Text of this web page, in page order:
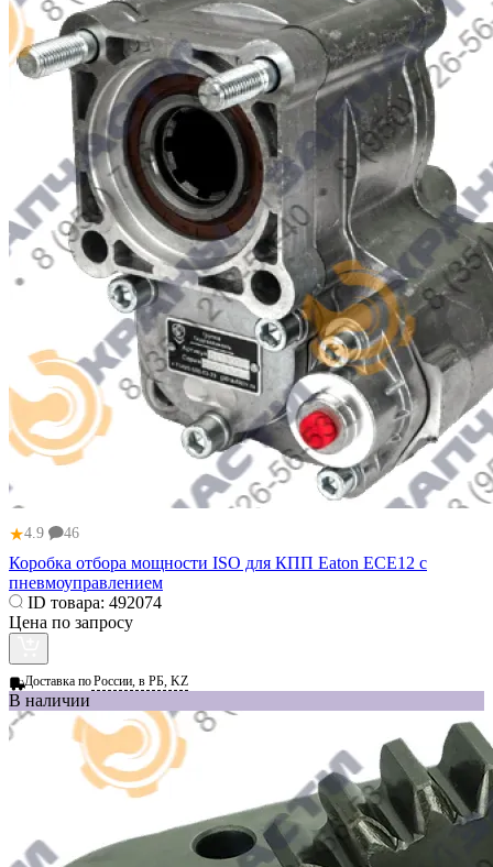
★4.9 46
Коробка отбора мощности ISO для КПП Eaton ECE12 с
пневмоуправлением
ID товара: 492074
Цена по запросу
Доставка поРоссии, в РБ, KZ
В наличии